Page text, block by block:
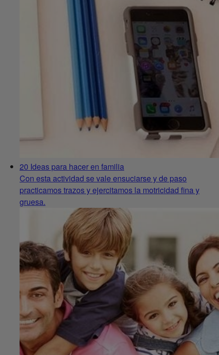
20 Ideas para hacer en familia
Con esta actividad se vale ensuciarse y de paso
practicamos trazos y ejercitamos la motricidad fina y
gruesa.